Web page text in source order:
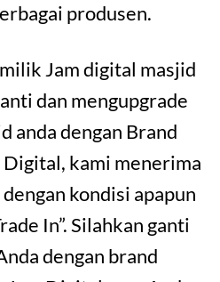
produsen.
Jam digital masjid
dan mengupgrade
anda dengan Brand
Digital, kami menerima
kondisi apapun
In”. Silahkan ganti
dengan brand